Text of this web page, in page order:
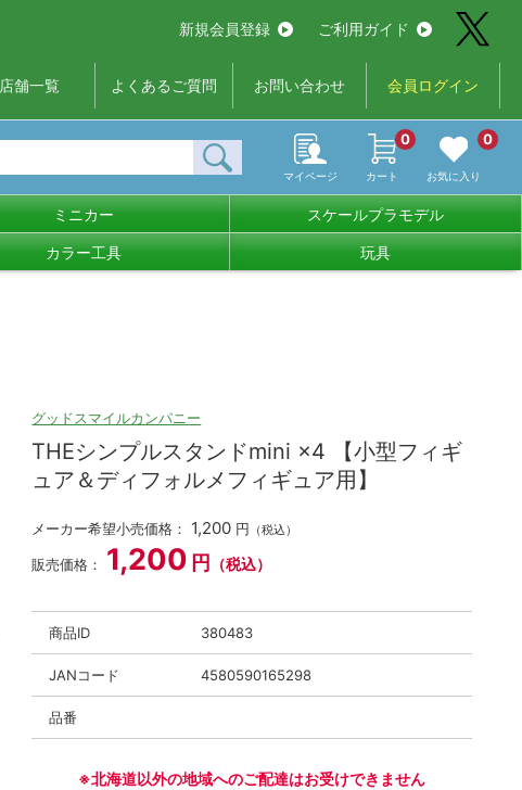
新規会員登録 ご利用ガイド
店舗一覧 よくあるご質問 お問い合わせ 会員ログイン
マイページ カート
0
お気に入り
0
ミニカー スケールプラモデル
カラー工具 玩具
グッドスマイルカンパニー
THEシンプルスタンドmini ×4 【小型フィギ
ュア＆ディフォルメフィギュア用】
メーカー希望小売価格： 1,200 円 （税込）
販売価格： 1,200 円 （税込）
商品ID 380483
JANコード 4580590165298
品番
※北海道以外の地域へのご配達はお受けできません